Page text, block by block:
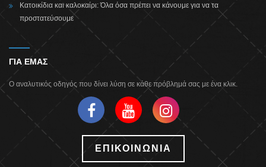
Κατοικίδια και καλοκαίρι: Όλα όσα πρέπει να κάνουμε για να τα
προστατεύσουμε
ΓΙΑ ΕΜΑΣ
Ο αναλυτικός οδηγός που δίνει λύση σε κάθε πρόβλημά σας με ένα κλικ.
ΕΠΙΚΟΙΝΩΝΙΑ